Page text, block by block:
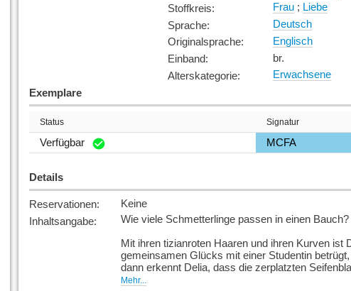
Stoffkreis: Frau ; Liebe
Sprache:
Deutsch
Originalsprache:
Englisch
Einband:
br.
Alterskategorie: Erwachsene
Exemplare
Status Signatur
Verfügbar MCFA
Details
Reservationen:
Keine
Inhaltsangabe:
Wie viele Schmetterlinge passen in einen Bauch?
Mit ihren tizianroten Haaren und ihren Kurven
gemeinsamen Glücks mit einer Studentin
dann erkennt Delia, dass die zerplatzten
selbst entscheiden, wie sie die bunten
Mehr...